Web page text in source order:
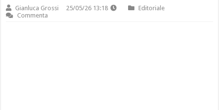
Gianluca Grossi 25/05/26 13:18
Editoriale
Commenta